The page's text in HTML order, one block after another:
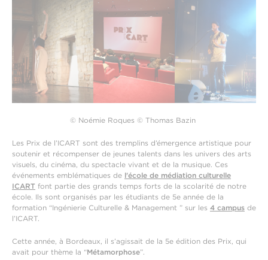
© Noémie Roques © Thomas Bazin
Les Prix de l’ICART sont des tremplins d’émergence artistique pour
soutenir et récompenser de jeunes talents dans les univers des arts
visuels, du cinéma, du spectacle vivant et de la musique. Ces
événements emblématiques de l'école de médiation culturelle
ICART font partie des grands temps forts de la scolarité de notre
école. Ils sont organisés par les étudiants de 5e année de la
formation “Ingénierie Culturelle & Management ” sur les 4 campus de
l’ICART.
Cette année, à Bordeaux, il s’agissait de la 5e édition des Prix, qui
avait pour thème la “Métamorphose”.